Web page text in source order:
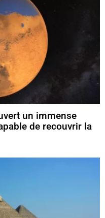
un immense
de recouvrir la